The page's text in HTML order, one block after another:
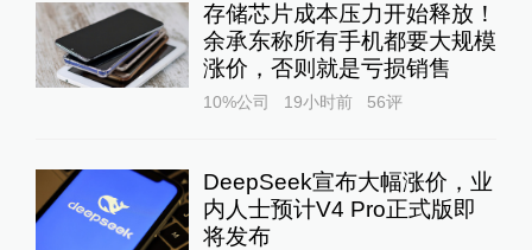
存储芯片成本压力开始释放！
余承东称所有手机都要大规模
涨价，否则就是亏损销售
10%公司 19小时前 56评
DeepSeek宣布大幅涨价，业
内人士预计V4 Pro正式版即
将发布